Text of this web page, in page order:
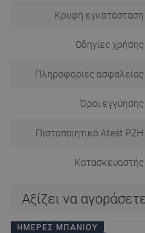
Κρυφή εγκατάσταση
Οδηγίες χρήσης
Πληροφορίες ασφαλείας
Όροι εγγύησης
Πιστοποιητικό Atest PZH
Κατασκευαστής
Αξίζει να
ΗΜΈΡΕΣ ΜΠΆΝΙΟΥ